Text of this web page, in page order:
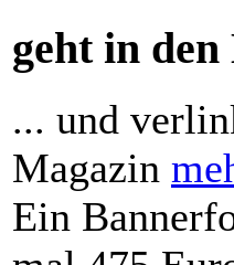
geht in
... und
Magazin
Ein